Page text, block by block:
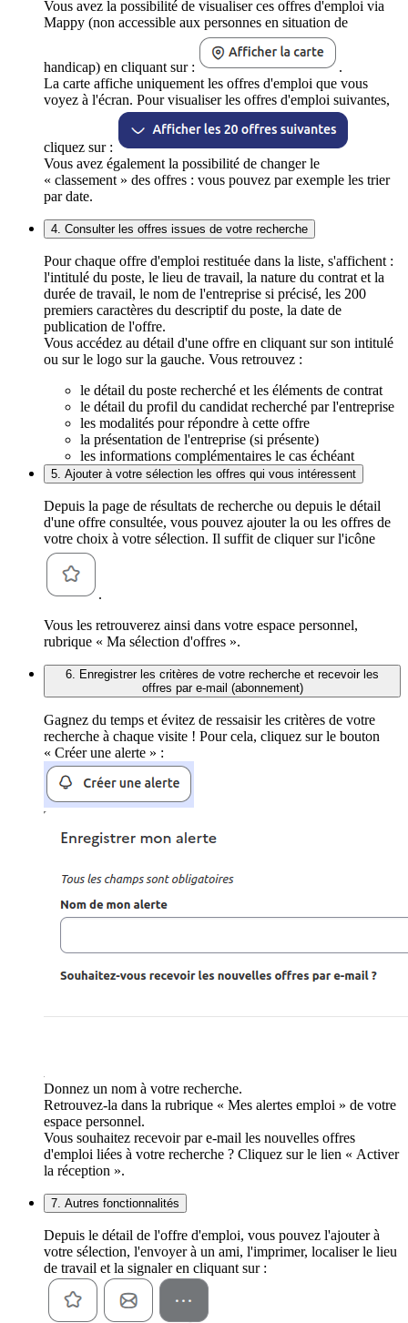
Vous avez la possibilité de visualiser ces offres d'emploi via
Mappy (non accessible aux personnes en situation de
handicap) en cliquant sur :
.
La carte affiche uniquement les offres d'emploi que vous
voyez à l'écran. Pour visualiser les offres d'emploi suivantes,
cliquez sur :
Vous avez également la possibilité de changer le
« classement » des offres : vous pouvez par exemple les trier
par date.
4. Consulter les offres issues de votre recherche
Pour chaque offre d'emploi restituée dans la liste, s'affichent :
l'intitulé du poste, le lieu de travail, la nature du contrat et la
durée de travail, le nom de l'entreprise si précisé, les 200
premiers caractères du descriptif du poste, la date de
publication de l'offre.
Vous accédez au détail d'une offre en cliquant sur son intitulé
ou sur le logo sur la gauche. Vous retrouvez :
le détail du poste recherché et les éléments de contrat
le détail du profil du candidat recherché par l'entreprise
les modalités pour répondre à cette offre
la présentation de l'entreprise (si présente)
les informations complémentaires le cas échéant
5. Ajouter à votre sélection les offres qui vous intéressent
Depuis la page de résultats de recherche ou depuis le détail
d'une offre consultée, vous pouvez ajouter la ou les offres de
votre choix à votre sélection. Il suffit de cliquer sur l'icône
.
Vous les retrouverez ainsi dans votre espace personnel,
rubrique « Ma sélection d'offres ».
6. Enregistrer les critères de votre recherche et recevoir les
offres par e-mail (abonnement)
Gagnez du temps et évitez de ressaisir les critères de votre
recherche à chaque visite ! Pour cela, cliquez sur le bouton
« Créer une alerte » :
Donnez un nom à votre recherche.
Retrouvez-la dans la rubrique « Mes alertes emploi » de votre
espace personnel.
Vous souhaitez recevoir par e-mail les nouvelles offres
d'emploi liées à votre recherche ? Cliquez sur le lien « Activer
la réception ».
7. Autres fonctionnalités
Depuis le détail de l'offre d'emploi, vous pouvez l'ajouter à
votre sélection, l'envoyer à un ami, l'imprimer, localiser le lieu
de travail et la signaler en cliquant sur :